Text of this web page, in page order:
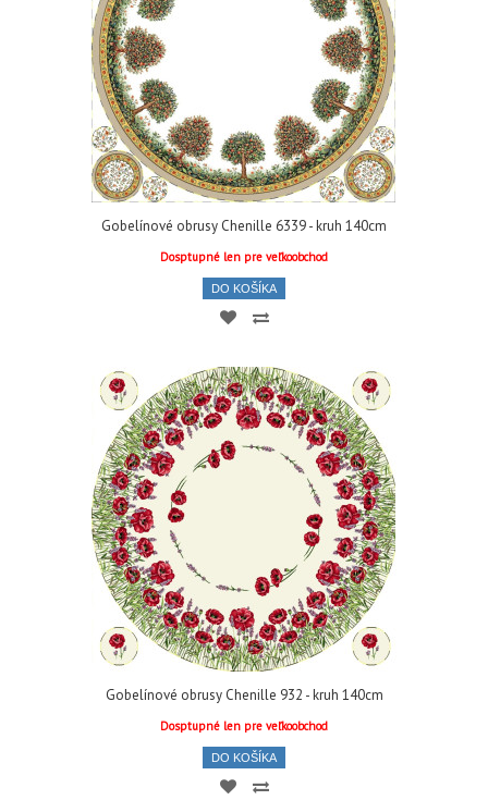
Gobelínové obrusy Chenille 6339 - kruh 140cm
Dosptupné len pre veľkoobchod
DO KOŠÍKA
Gobelínové obrusy Chenille 932 - kruh 140cm
Dosptupné len pre veľkoobchod
DO KOŠÍKA